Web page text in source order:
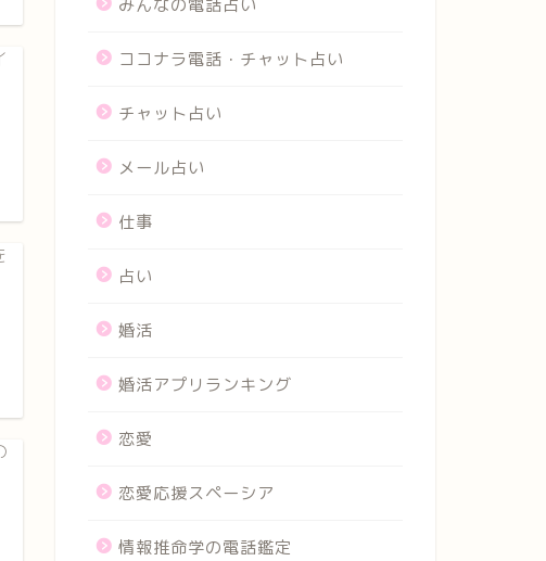
みんなの電話占い
ココナラ電話・チャット占い
チャット占い
メール占い
仕事
占い
婚活
婚活アプリランキング
恋愛
恋愛応援スペーシア
情報推命学の電話鑑定